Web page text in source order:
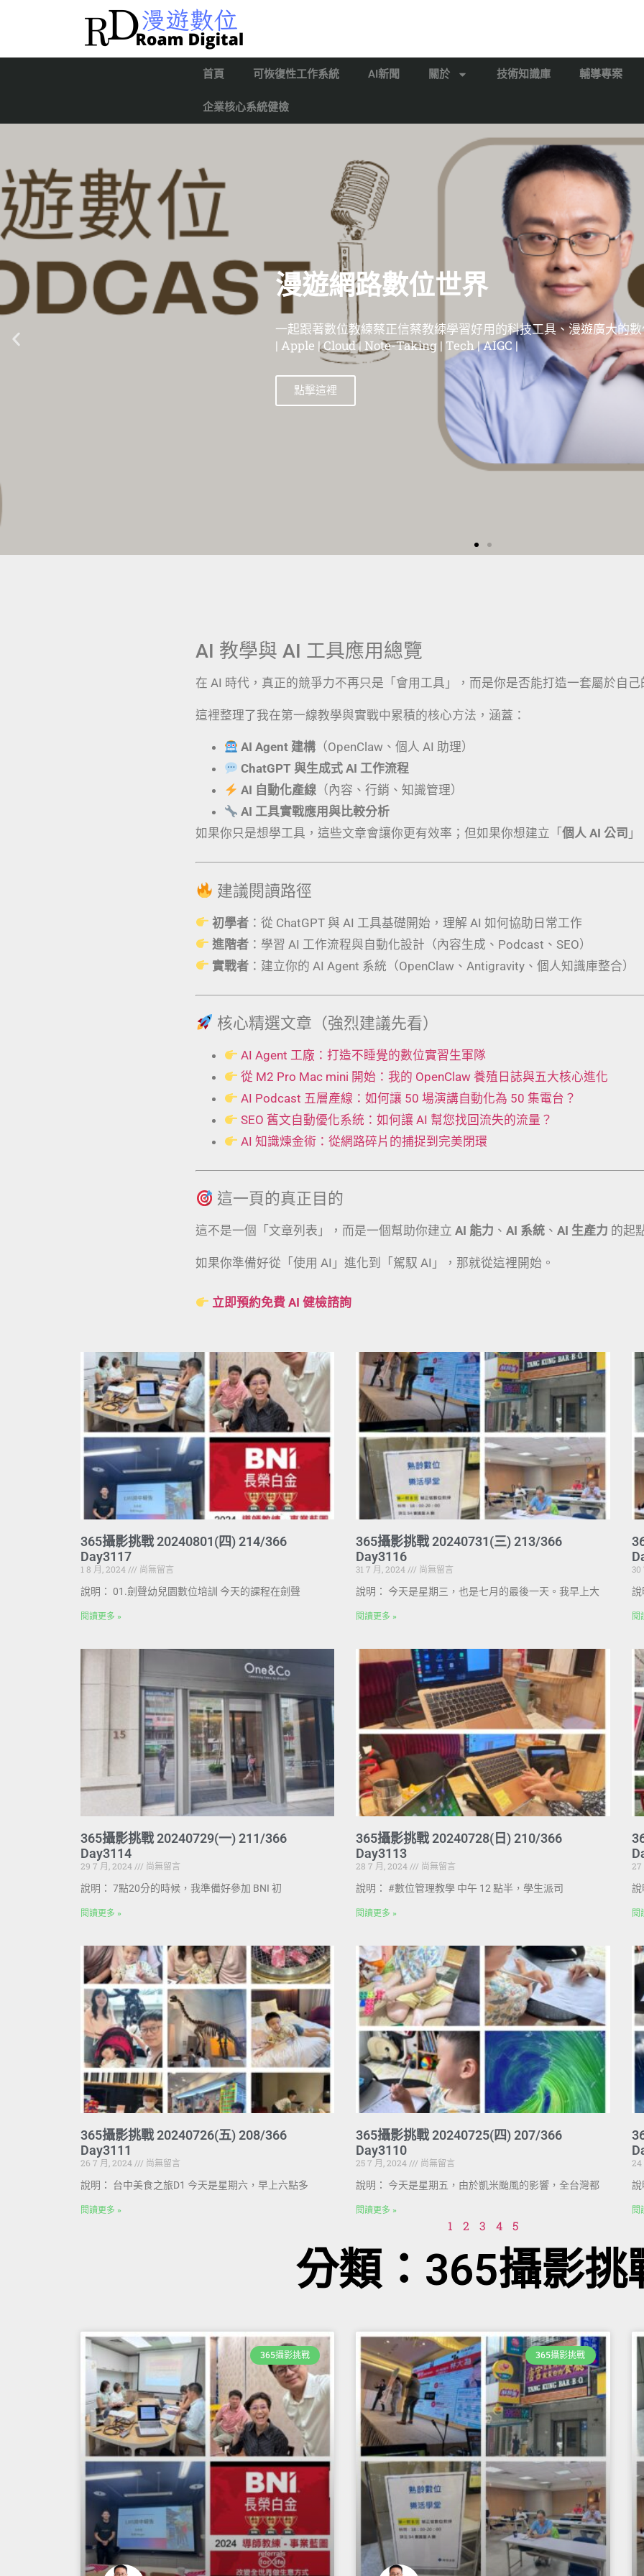
首頁 可恢復性工作系統 AI新聞 關於 技術知識庫 輔導專案
企業核心系統健檢
漫遊網路數
一起跟著數位教練蔡正信蔡教練學習好用的科技工具、漫遊在這個廣大
| 蘋果教學 | Evernote教學 | 筆記工具教學 | 雲端服務教學 |
AI 教學與 AI 工具應用總覽
在 AI 時代，真正的競爭力不再只是「會用工具」，而是你是否能打造一套屬於自
這裡整理了我在第一線教學與實戰中累積的核心方法，涵蓋：
AI Agent 建構 （OpenClaw、個人 AI 助理）
ChatGPT 與生成式 AI 工作流程
AI 自動化產線 （內容、行銷、知識管理）
AI 工具實戰應用與比較分析
如果你只是想學工具，這些文章會讓你更有效率；但如果你想建立「 個人 AI 公司
建議閱讀路徑
初學者 ：從 ChatGPT 與 AI 工具基礎開始，理解 AI 如何協助日常工作
進階者 ：學習 AI 工作流程與自動化設計（內容生成、Podcast、SEO）
實戰者 ：建立你的 AI Agent 系統（OpenClaw、Antigravity、個人知識庫整合）
核心精選文章（強烈建議先看）
AI Agent 工廠：打造不睡覺的數位實習生軍隊
從 M2 Pro Mac mini 開始：我的 OpenClaw 養殖日誌與五大核心進化
AI Podcast 五層產線：如何讓 50 場演講自動化為 50 集電台？
SEO 舊文自動優化系統：如何讓 AI 幫您找回流失的流量？
AI 知識煉金術：從網路碎片的捕捉到完美閉環
這一頁的真正目的
這不是一個「文章列表」，而是一個幫助你建立 AI 能力 、 AI 系統 、 AI 生產力 的起
如果你準備好從「使用 AI」進化到「駕馭 AI」，那就從這裡開始。
立即預約免費 AI 健檢諮詢
365攝影挑戰 20240801(四) 214/366
Day3117
1 8 月, 2024
尚無留言
說明： 01.劍聲幼兒園數位培訓 今天的課程在劍聲
閱讀更多 »
365攝影挑戰 20240731(三) 213/366
Day3116
31 7 月, 2024
尚無留言
說明： 今天是星期三，也是七月的最後一天。我早上大
閱讀更多 »
30
說
閱
365攝影挑戰 20240729(一) 211/366
Day3114
29 7 月, 2024
尚無留言
說明： 7點20分的時候，我準備好參加 BNI 初
閱讀更多 »
365攝影挑戰 20240728(日) 210/366
Day3113
28 7 月, 2024
尚無留言
說明： #數位管理教學 中午 12 點半，學生派司
閱讀更多 »
27
說
閱
365攝影挑戰 20240726(五) 208/366
Day3111
26 7 月, 2024
尚無留言
說明： 台中美食之旅D1 今天是星期六，早上六點多
閱讀更多 »
365攝影挑戰 20240725(四) 207/366
Day3110
25 7 月, 2024
尚無留言
說明： 今天是星期五，由於凱米颱風的影響，全台灣都
閱讀更多 »
24
說
閱
1 2 3 4 5
分類：365攝影挑
365攝影挑戰 365攝影挑戰